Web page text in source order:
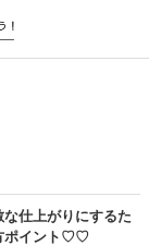
仕上がりにするた
ポイント♡♡